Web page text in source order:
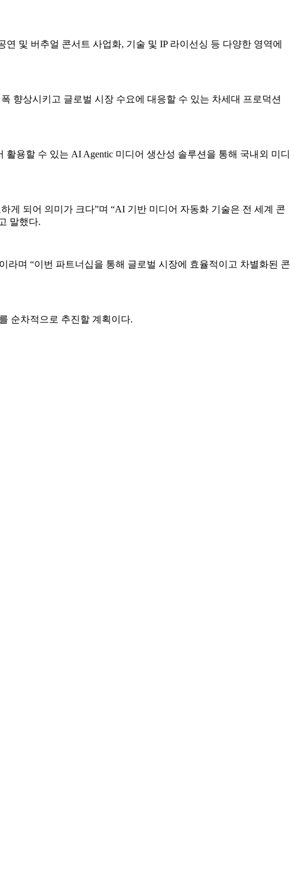
및 버추얼 콘서트 사업화, 기술 및 IP 라이선싱 등 다양한 영역에
향상시키고 글로벌 시장 수요에 대응할 수 있는 차세대 프로덕션
용할 수 있는 AI Agentic 미디어 생산성 솔루션을 통해 국내외 미디
게 되어 의미가 크다”며 “AI 기반 미디어 자동화 기술은 전 세계 콘
말했다.
며 “이번 파트너십을 통해 글로벌 시장에 효율적이고 차별화된 콘
순차적으로 추진할 계획이다.